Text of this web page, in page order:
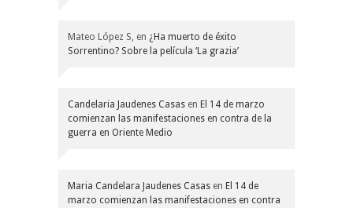
Mateo López S, en ¿Ha muerto de éxito
Sorrentino? Sobre la película ‘La grazia’
Candelaria Jaudenes Casas en El 14 de marzo
comienzan las manifestaciones en contra de la
guerra en Oriente Medio
Maria Candelara Jaudenes Casas en El 14 de
marzo comienzan las manifestaciones en contra